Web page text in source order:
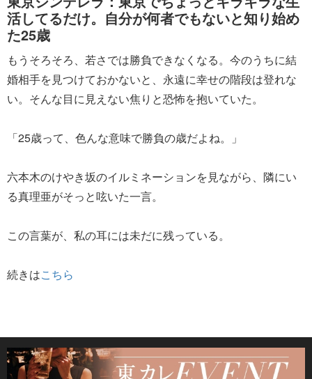
活してるだけ。自分が何者でもないと知り始め
た25歳
もうそろそろ、若さでは勝負できなくなる。今のうちに結
婚相手を見つけておかないと、永遠に幸せの階段は登れな
い。そんな目に見えない焦りと恐怖を抱いていた。
「25歳って、色んな意味で勝負の歳だよね。」
六本木のけやき坂のイルミネーションを見ながら、隣にい
る真理亜がそっと呟いた一言。
この言葉が、私の耳には未だに残っている。
続きはこちら